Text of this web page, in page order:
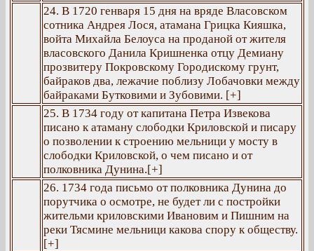
24. В 1720 генваря 15 дня на вряде Власовском
сотника Андрея Лося, атамана Грицка Кияшка,
войта Михайла Белоуса на проданой от жителя
власовского Данила Кришненка отцу Демиану
прозвитеру Покровскому Городискому грунт,
байраков два, лежачие поблизу Лобачовки между
байраками Бутковими и Зубовими. [+]
25. В 1734 году от капитана Петра Извекова
писано к атаману слободки Криловской и писару
о позволении к строению мельници у мосту в
слободки Криловской, о чем писано и от
полковника Дунина.[+]
26. 1734 года письмо от полковника Дунина до
порутчика о осмотре, не будет ли с постройки
жительми криловскими Ивановим и Пишним на
реки Тясмине мельници какова спору к обществу.
[+]